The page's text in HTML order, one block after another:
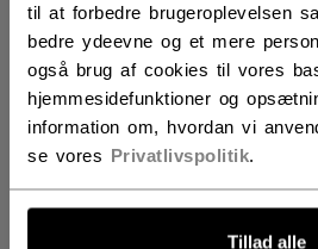
til at forbedre brugeroplevelsen
bedre ydeevne og et mere
også brug af cookies til vores
hjemmesidefunktioner og
information om, hvordan vi
se vores Privatlivspolitik.
Tillad alle
FIND I BUTIK
Leveringsvilkår